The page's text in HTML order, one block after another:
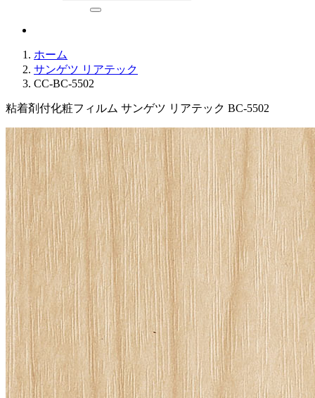
ホーム
サンゲツ リアテック
CC-BC-5502
粘着剤付化粧フィルム サンゲツ リアテック BC-5502